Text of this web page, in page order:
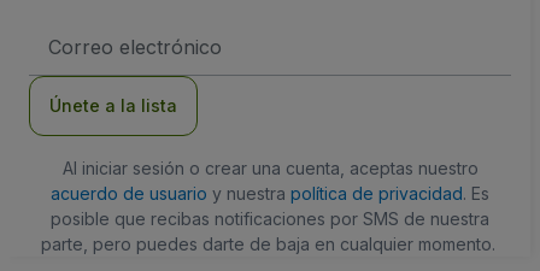
de
Únete a la lista
Al iniciar sesión o crear una cuenta, aceptas nuestro
acuerdo de usuario y nuestra política de privacidad. Es
posible que recibas notificaciones por SMS de nuestra
parte, pero puedes darte de baja en cualquier momento.